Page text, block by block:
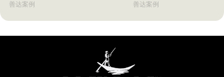
善达案例
善达案例